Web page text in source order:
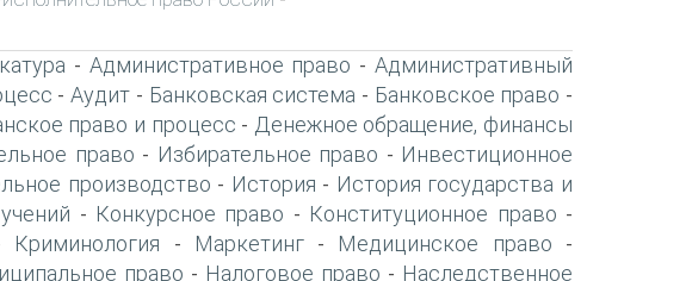
- Административное право -Административный
-Аудит - Банковская система - Банковское право -
право и процесс - Денежное обращение, финансы
право - Избирательное право - Инвестиционное
производство - История - История государства и
- Конкурсное право - Конституционное право -
Криминология - Маркетинг- Медицинское право -
право - Налоговое право - Наследственное